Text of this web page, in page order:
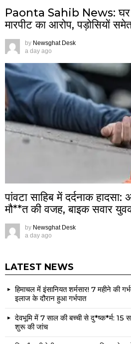
Paonta Sahib News: घर
मारपीट का आरोप, पड़ोसियों
by Newsghat Desk
a day ago
पांवटा साहिब में दर्दनाक
मौ**त की वजह, बाइक सवार
by Newsghat Desk
a day ago
LATEST NEWS
हिमाचल में इंसानियत शर्मसार! 7 महीने की
इलाज के दौरान हुआ गर्भपात
देवभूमि में 7 साल की बच्ची से दु*ष्क*र्म: 15
शुरू की जांच